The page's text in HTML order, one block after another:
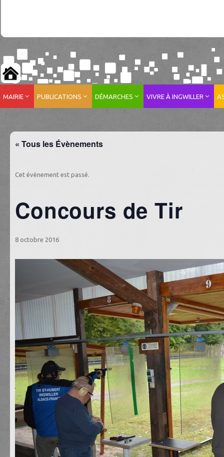
MAIRIE PUBLICATIONS DÉMARCHES VIVRE À INGWILLER
« Tous les Évènements
Cet évènement est passé.
Concours de Tir
8 octobre 2016